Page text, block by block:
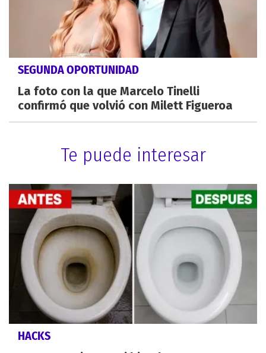
SEGUNDA OPORTUNIDAD
La foto con la que Marcelo Tinelli
confirmó que volvió con Milett Figueroa
Te puede interesar
HACKS